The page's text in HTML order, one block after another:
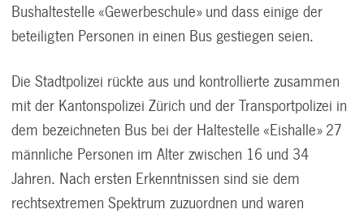
Bushaltestelle «Gewerbeschule» und dass einige der
beteiligten Personen in einen Bus gestiegen seien.
Die Stadtpolizei rückte aus und kontrollierte zusammen
mit der Kantonspolizei Zürich und der Transportpolizei in
dem bezeichneten Bus bei der Haltestelle «Eishalle» 27
männliche Personen im Alter zwischen 16 und 34
Jahren. Nach ersten Erkenntnissen sind sie dem
rechtsextremen Spektrum zuzuordnen und waren